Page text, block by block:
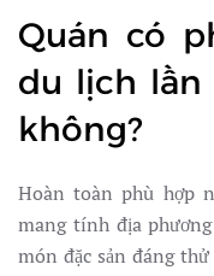
Quán có
du lịch lần
không?
Hoàn toàn phù hợp
mang tính địa
món đặc sản đáng